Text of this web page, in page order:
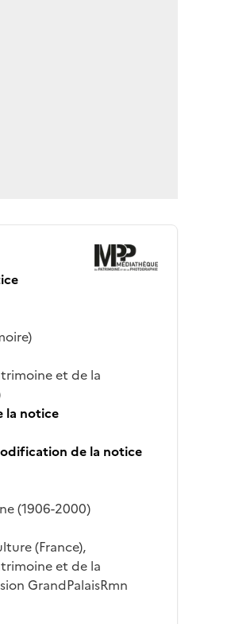
et de la
la notice
de la notice
(1906-2000)
(France),
et de la
GrandPalaisRmn